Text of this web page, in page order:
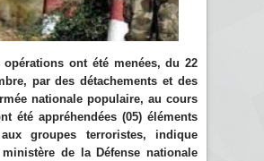
ont été menées, du 22
par des détachements et des
nationale populaire, au cours
été appréhendées (05) éléments
groupes terroristes, indique
de la Défense nationale